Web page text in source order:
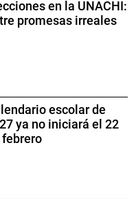
en la UNACHI:
promesas irreales
escolar de
ya no iniciará el 22
febrero